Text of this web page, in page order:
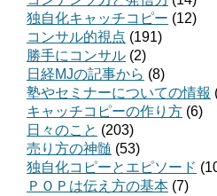
独自化キャッチコピー (12)
コンサル的視点 (191)
勝手にコンサル (2)
日経MJの記事から (8)
塾やセミナーについての情報
キャッチコピーの作り方 (6)
日々のこと (203)
売り方の神髄 (53)
独自化コピーとエピソード
ＰＯＰは伝え方の基本 (7)